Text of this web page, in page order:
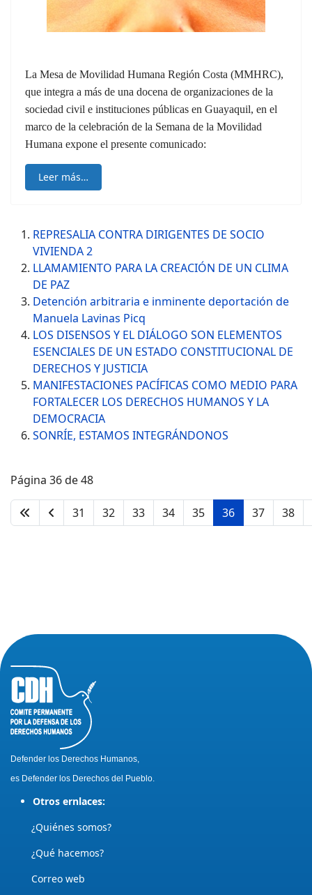
La Mesa de Movilidad Humana Región Costa (MMHRC),
que integra a más de una docena de organizaciones de la
sociedad civil e instituciones públicas en Guayaquil, en el
marco de la celebración de la Semana de la Movilidad
Humana expone el presente comunicado:
Leer más…
REPRESALIA CONTRA DIRIGENTES DE SOCIO
VIVIENDA 2
LLAMAMIENTO PARA LA CREACIÓN DE UN CLIMA
DE PAZ
Detención arbitraria e inminente deportación de
Manuela Lavinas Picq
LOS DISENSOS Y EL DIÁLOGO SON ELEMENTOS
ESENCIALES DE UN ESTADO CONSTITUCIONAL DE
DERECHOS Y JUSTICIA
MANIFESTACIONES PACÍFICAS COMO MEDIO PARA
FORTALECER LOS DERECHOS HUMANOS Y LA
DEMOCRACIA
SONRÍE, ESTAMOS INTEGRÁNDONOS
Página 36 de 48
31 32 33 34 35 36 37 38
Defender los Derechos Humanos,
es Defender los Derechos del Pueblo.
Otros ernlaces:
¿Quiénes somos?
¿Qué hacemos?
Correo web